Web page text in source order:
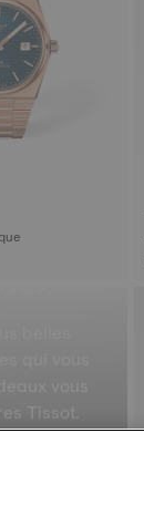
qui vous
vous
Tissot.
créez des
!